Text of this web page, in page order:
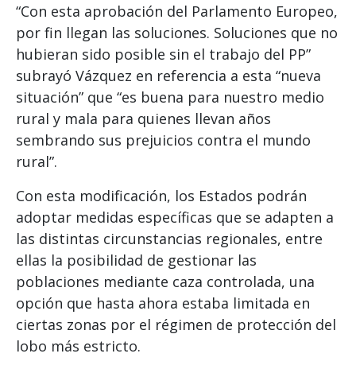
“Con esta aprobación del Parlamento Europeo,
por fin llegan las soluciones. Soluciones que no
hubieran sido posible sin el trabajo del PP”
subrayó Vázquez en referencia a esta “nueva
situación” que “es buena para nuestro medio
rural y mala para quienes llevan años
sembrando sus prejuicios contra el mundo
rural”.
Con esta modificación, los Estados podrán
adoptar medidas específicas que se adapten a
las distintas circunstancias regionales, entre
ellas la posibilidad de gestionar las
poblaciones mediante caza controlada, una
opción que hasta ahora estaba limitada en
ciertas zonas por el régimen de protección del
lobo más estricto.